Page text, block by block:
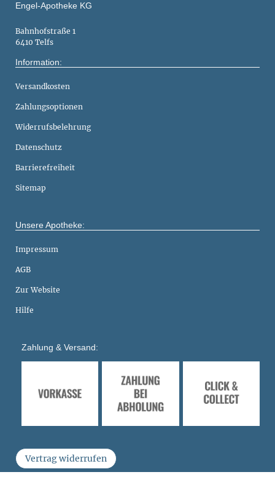
Engel-Apotheke KG
Bahnhofstraße 1
6410 Telfs
Information:
Versandkosten
Zahlungsoptionen
Widerrufsbelehrung
Datenschutz
Barrierefreiheit
Sitemap
Unsere Apotheke:
Impressum
AGB
Zur Website
Hilfe
Zahlung & Versand:
Vertrag widerrufen